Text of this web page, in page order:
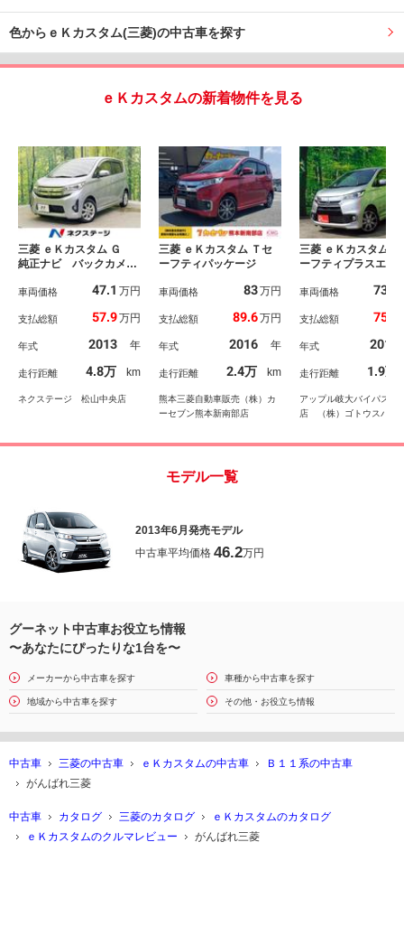
色からｅＫカスタム(三菱)の中古車を探す
ｅＫカスタムの新着物件を見る
三菱 ｅＫカスタム Ｇ
純正ナビ バックカメ
ー ＨＩＤヘッドライ
ンチアルミ オートエア
生 フルセグ パワース
テアリング パワーウィ
ンドウ ドアバイザー
車両価格 47.1 万円
支払総額 57.9万円
年式 2013 年
走行距離 4.8万 km
ネクステージ 松山中央店
三菱 ｅＫカスタム Ｔセ
ーフティパッケージ
車両価格 83万円
支払総額 89.6万円
年式 2016 年
走行距離 2.4万 km
熊本三菱自動車販売（株）カ
ーセブン熊本新南部店
三菱 ｅＫカスタム
ーフティプラスエデ
メラ ナビ ＴＶ
クルーズコントロ
害軽減システム オ
マチックハイビー
ートライト ＨＩ
マートキー
車両価格 73.8
支払総額 75.7
年式 2018
走行距離 1.9万
アップル岐大バイパス大
店 （株）ゴトウスバル
モデル一覧
2013年6月発売モデル
中古車平均価格 46.2万円
グーネット中古車お役立ち情報
〜あなたにぴったりな1台を〜
メーカーから中古車を探す 車種から中古車を探す
地域から中古車を探す その他・お役立ち情報
中古車 三菱の中古車 ｅＫカスタムの中古車
Ｂ１１系の中古車
がんばれ三菱
中古車 カタログ 三菱のカタログ
ｅＫカスタムのカタログ
ｅＫカスタムのクルマレビュー
がんばれ三菱